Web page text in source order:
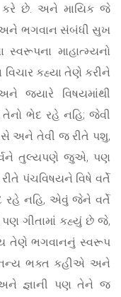
કરે છે. અને માયિક જે
અને ભગવાન સંબંધી સુખ
માહાત્મ્યનો
કહ્યા તેણે કરીને
જ્યારે વિષયમાંથી
ભેદ રહે નહિ; જેવી
અને તેવી જ રીતે પશુ,
સર્વને તુલ્યપણે જુએ, પણ
પંચવિષયને વિષે વર્તે
રહે નહિ, એવું જેને વર્તે
પણ ગીતામાં કહ્યું છે જે,
તેણે ભગવાનનું સ્વરૂપ
ભક્ત કહીએ અને
જ્ઞાની પણ તેને જ